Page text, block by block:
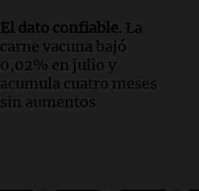
El dato confiable. La
carne vacuna bajó
0,02% en julio y
acumula cuatro meses
sin aumentos